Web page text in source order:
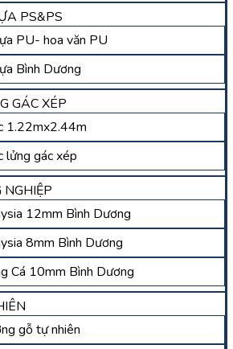
PS&PS
PU- hoa văn PU
Bình Dương
GÁC XÉP
1.22mx2.44m
lửng gác xép
NGHIỆP
12mm Bình Dương
8mm Bình Dương
Cá 10mm Bình Dương
gỗ tự nhiên